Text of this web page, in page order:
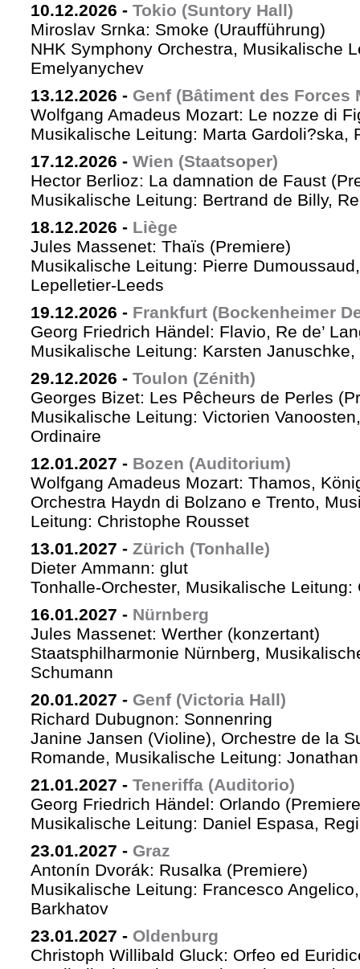
10.12.2026 - Tokio (Suntory Hall)
Miroslav Srnka: Smoke (Uraufführung)
NHK Symphony Orchestra, Musikalische
Emelyanychev
13.12.2026 - Genf (Bâtiment des Forces
Wolfgang Amadeus Mozart: Le nozze di
Musikalische Leitung: Marta Gardoli?ska,
17.12.2026 - Wien (Staatsoper)
Hector Berlioz: La damnation de Faust
Musikalische Leitung: Bertrand de Billy,
18.12.2026 - Liège
Jules Massenet: Thaïs (Premiere)
Musikalische Leitung: Pierre
Lepelletier-Leeds
19.12.2026 - Frankfurt (Bockenheimer
Georg Friedrich Händel: Flavio, Re de’
Musikalische Leitung: Karsten
29.12.2026 - Toulon (Zénith)
Georges Bizet: Les Pêcheurs de Perles
Musikalische Leitung: Victorien
Ordinaire
12.01.2027 - Bozen (Auditorium)
Wolfgang Amadeus Mozart: Thamos,
Orchestra Haydn di Bolzano e Trento,
Leitung: Christophe Rousset
13.01.2027 - Zürich (Tonhalle)
Dieter Ammann: glut
Tonhalle-Orchester, Musikalische Leitung:
16.01.2027 - Nürnberg
Jules Massenet: Werther (konzertant)
Staatsphilharmonie Nürnberg,
Schumann
20.01.2027 - Genf (Victoria Hall)
Richard Dubugnon: Sonnenring
Janine Jansen (Violine), Orchestre de la
Romande, Musikalische Leitung:
21.01.2027 - Teneriffa (Auditorio)
Georg Friedrich Händel: Orlando
Musikalische Leitung: Daniel Espasa,
23.01.2027 - Graz
Antonín Dvorák: Rusalka (Premiere)
Musikalische Leitung: Francesco
Barkhatov
23.01.2027 - Oldenburg
Christoph Willibald Gluck: Orfeo ed